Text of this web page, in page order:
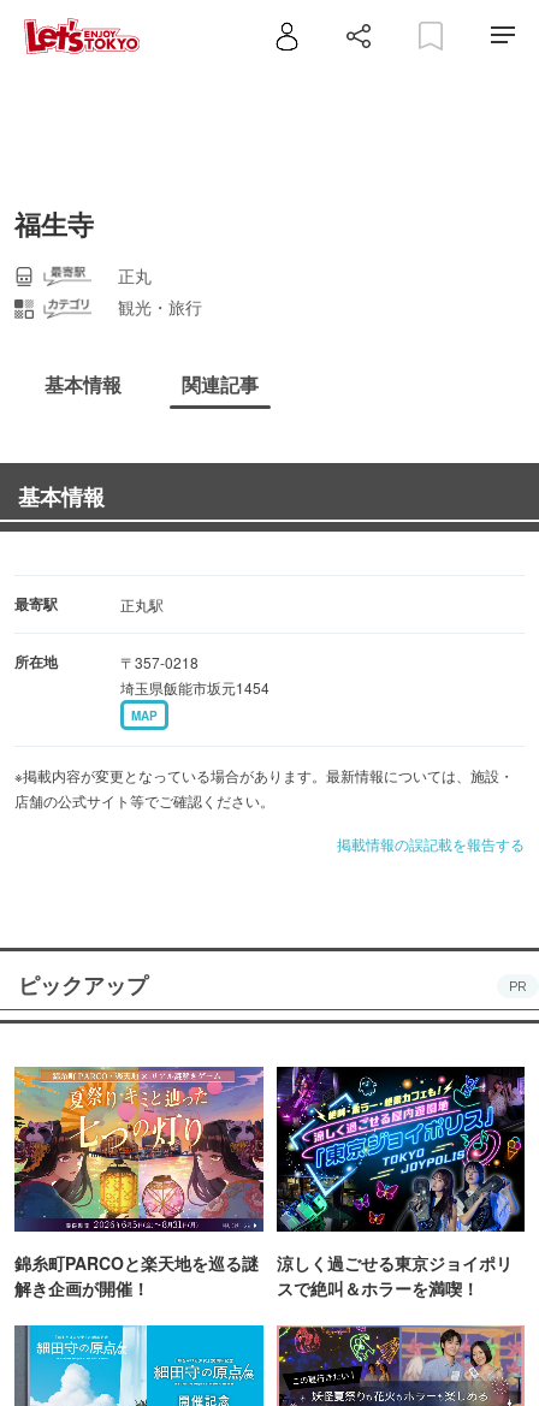
福生寺
正丸
観光・旅行
基本情報 関連記事
基本情報
最寄駅 正丸駅
所在地
〒357-0218
埼玉県飯能市坂元1454
MAP
※掲載内容が変更となっている場合があります。最新情報については、施設・
店舗の公式サイト等でご確認ください。
掲載情報の誤記載を報告する
ピックアップ PR
錦糸町PARCOと楽天地を巡る謎
解き企画が開催！
涼しく過ごせる東京ジョイポリ
スで絶叫＆ホラーを満喫！